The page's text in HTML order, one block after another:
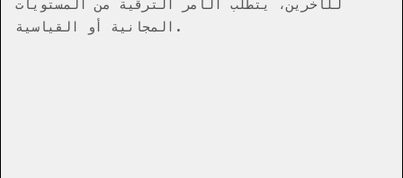
للآخرين، يتطلب الأمر الترقية من المستويات
المجانية أو القياسية.